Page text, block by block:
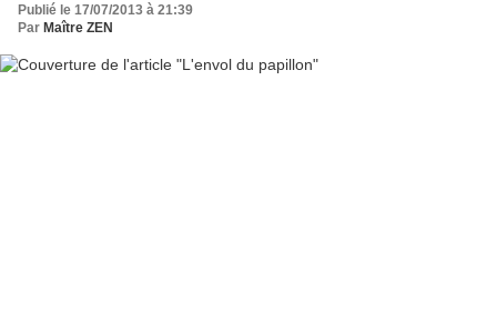
Publié le 17/07/2013 à 21:39
Par Maître ZEN